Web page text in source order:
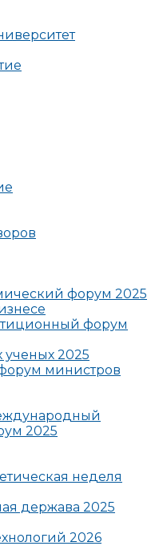
форум 2025
форум
ученых 2025
министров
2025
неделя
держава 2025
2026